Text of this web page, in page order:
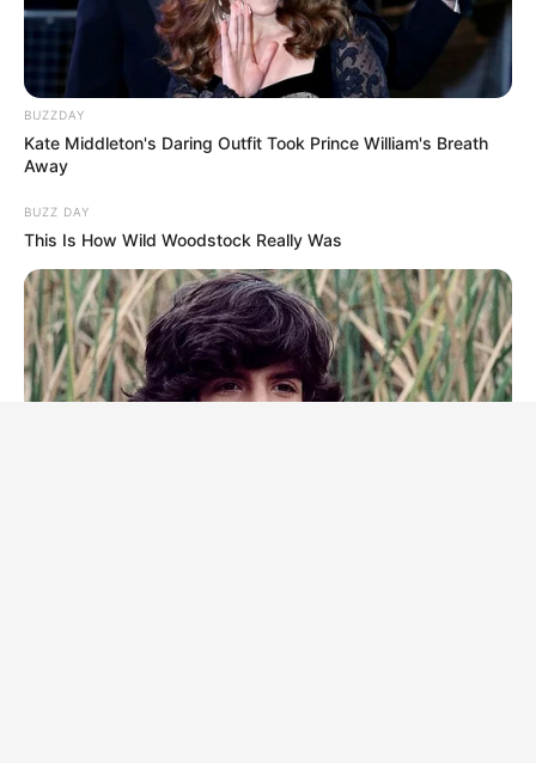
BUZZDAY
Kate Middleton's Daring Outfit Took Prince William's Breath
Away
BUZZ DAY
This Is How Wild Woodstock Really Was